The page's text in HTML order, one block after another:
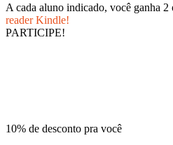
A cada aluno indicado, você ganha 2
reader Kindle!
PARTICIPE!
10% de desconto pra você